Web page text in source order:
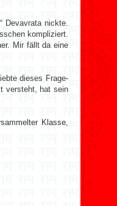
Devavrata nickte.
kompliziert.
Mir fällt da eine
dieses Frage-
versteht, hat sein
Klasse,